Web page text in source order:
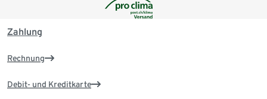
Zahlung
Rechnung
Debit- und Kreditkarte